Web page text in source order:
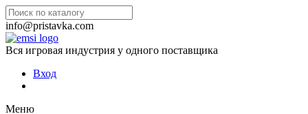
info@pristavka.com
Вся игровая индустрия у одного поставщика
Вход
Меню